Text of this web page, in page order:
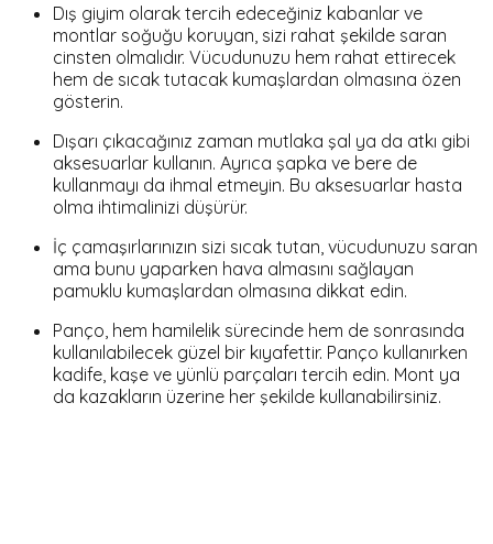
Dış giyim olarak tercih edeceğiniz kabanlar ve
montlar soğuğu koruyan, sizi rahat şekilde saran
cinsten olmalıdır. Vücudunuzu hem rahat ettirecek
hem de sıcak tutacak kumaşlardan olmasına özen
gösterin.
Dışarı çıkacağınız zaman mutlaka şal ya da atkı gibi
aksesuarlar kullanın. Ayrıca şapka ve bere de
kullanmayı da ihmal etmeyin. Bu aksesuarlar hasta
olma ihtimalinizi düşürür.
İç çamaşırlarınızın sizi sıcak tutan, vücudunuzu saran
ama bunu yaparken hava almasını sağlayan
pamuklu kumaşlardan olmasına dikkat edin.
Panço, hem hamilelik sürecinde hem de sonrasında
kullanılabilecek güzel bir kıyafettir. Panço kullanırken
kadife, kaşe ve yünlü parçaları tercih edin. Mont ya
da kazakların üzerine her şekilde kullanabilirsiniz.